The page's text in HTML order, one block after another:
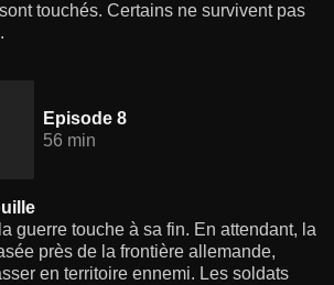
touchés. Certains ne survivent pas
Episode 8
56 min
guerre touche à sa fin. En attendant, la
près de la frontière allemande,
en territoire ennemi. Les soldats